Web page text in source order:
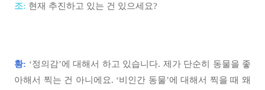
조: 현재 추진하고 있는 건 있으세요?
황: ‘정의감’에 대해서 하고 있습니다. 제가 단순히 동물을 좋
아해서 찍는 건 아니에요. ‘비인간 동물’에 대해서 찍을 때 왜